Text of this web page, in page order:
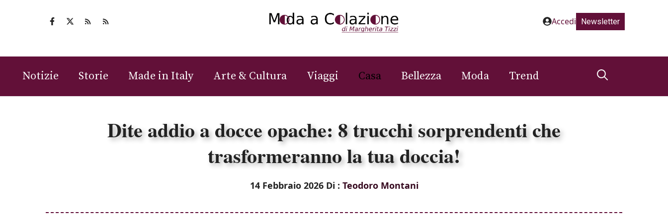
Accedi Newsletter
Notizie Storie Made in Italy Arte & Cultura Viaggi Casa Bellezza Moda Trend
Dite addio a docce opache: 8 trucchi sorprendenti che
trasformeranno la tua doccia!
14 Febbraio 2026 Di : Teodoro Montani